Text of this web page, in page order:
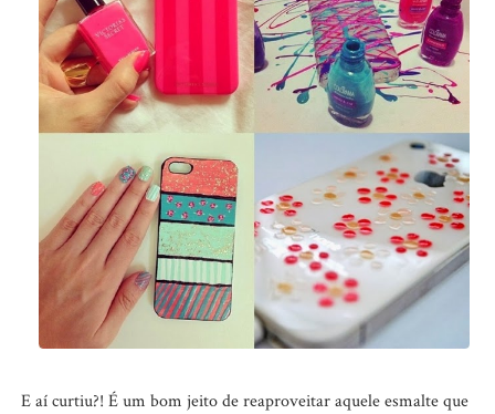
E aí curtiu?! É um bom jeito de reaproveitar aquele esmalte que